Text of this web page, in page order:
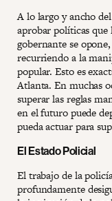
A lo largo y ancho
aprobar políticas que
gobernante se
recurriendo a la
popular. Esto es
Atlanta. En muchas
superar las reglas
en el futuro puede
pueda actuar para
El Estado Policial
El trabajo de la
profundamente